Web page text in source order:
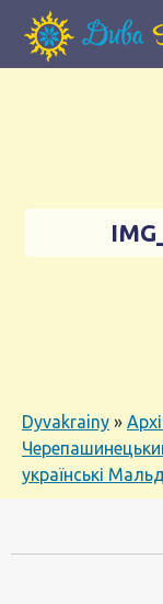
Dyvakrainy »
українські